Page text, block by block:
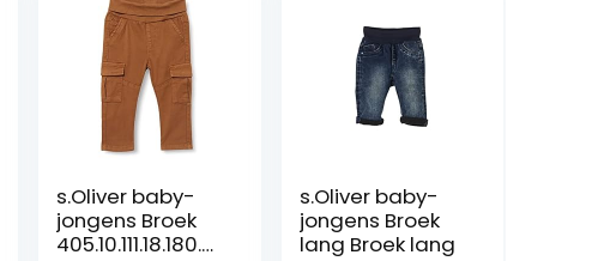
s.Oliver baby-
jongens Broek
405.10.111.18.180.21
s.Oliver baby-
jongens Broek
lang Broek lang